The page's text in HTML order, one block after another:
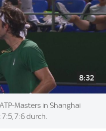
8:32
Masters in Shanghai
7:6 durch.